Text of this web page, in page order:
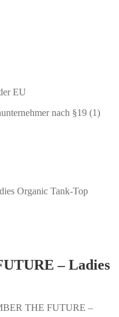
EU
nach §19 (1)
Organic Tank-Top
– Ladies
THE FUTURE –